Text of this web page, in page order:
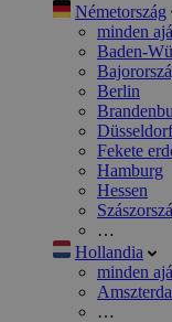
Németország
minden
Baden-
Berlin
Düsseldorf
Fekete
Hamburg
Hessen
…
Hollandia
minden
…